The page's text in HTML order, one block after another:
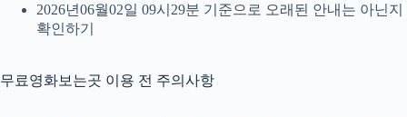
2026년06월02일 09시29분 기준으로 오래된 안내는 아닌지
확인하기
무료영화보는곳 이용 전 주의사항